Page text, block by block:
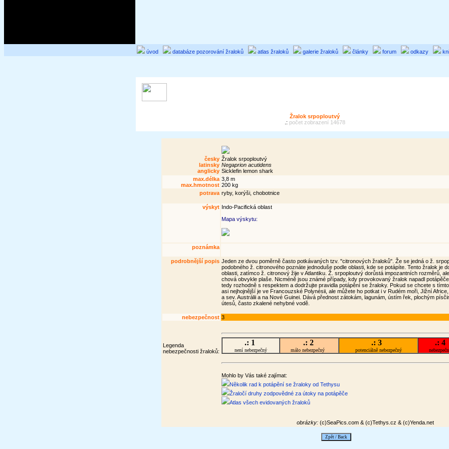
úvod databáze pozorování žraloků atlas žraloků galerie žraloků články forum odkazy
Žralok srpoploutvý
.: počet zobrazení 14678
česky
latinsky
anglicky
Žralok srpoploutvý
Negaprion acutidens
Sicklefin lemon shark
max.délka
max.hmotnost
3,8 m
200 kg
potrava ryby, korýši, chobotnice
výskyt Indo-Pacifická oblast
Mapa výskytu:
poznámka
podrobnější popis Jeden ze dvou poměrně často potkávaných tzv. "citronových žraloků". Že se jedná o ž.
podobného ž. citronového poznáte jednoduše podle oblasti, kde se potápíte. Tento žralok je
oblasti, zatímco ž. citronový žije v Atlantiku. Ž. srpoploutvý dorůstá impozantních rozměrů,
chová obvykle plaše. Nicméně jsou známé případy, kdy provokovaný žralok napadl
tedy rozhodně s respektem a dodržujte pravidla potápění se žraloky. Pokud se chcete s
asi nejhojnější je ve Francouzské Polynésii, ale můžete ho potkat i v Rudém moři, Jižní
a sev. Austrálii a na Nové Guinei. Dává přednost zátokám, lagunám, ústím řek, plochým
útesů, často zkalené nehybné vodě.
nebezpečnost 3
Legenda
nebezpečnosti žraloků:
.: 1
není nebezpečný
.: 2
málo nebezpečný
.: 3
potenciálně nebezpečný
.: 4
Mohlo by Vás také zajímat:
Několik rad k potápění se žraloky od Tethysu
Žraločí druhy zodpovědné za útoky na potápěče
Atlas všech evidovaných žraloků
obrázky: (c)SeaPics.com & (c)Tethys.cz & (c)Yenda.net